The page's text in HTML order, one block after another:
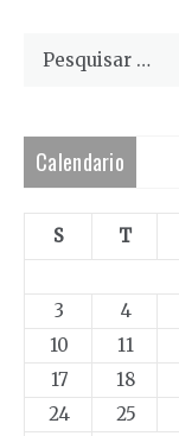
Pesquisar
Calendario
S T
3
4
10
11
17
18
24
25